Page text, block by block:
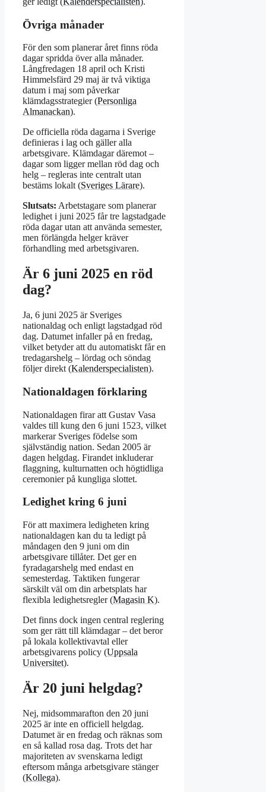
Övriga månader
För den som planerar året finns röda
dagar spridda över alla månader.
Långfredagen 18 april och Kristi
Himmelsfärd 29 maj är två viktiga
datum i maj som påverkar
klämdagsstrategier (Personliga
Almanackan).
De officiella röda dagarna i Sverige
definieras i lag och gäller alla
arbetsgivare. Klämdagar däremot –
dagar som ligger mellan röd dag och
helg – regleras inte centralt utan
bestäms lokalt (Sveriges Lärare).
Slutsats: Arbetstagare som planerar
ledighet i juni 2025 får tre lagstadgade
röda dagar utan att använda semester,
men förlängda helger kräver
förhandling med arbetsgivaren.
Är 6 juni 2025 en röd
dag?
Ja, 6 juni 2025 är Sveriges
nationaldag och enligt lagstadgad röd
dag. Datumet infaller på en fredag,
vilket betyder att du automatiskt får en
tredagarshelg – lördag och söndag
följer direkt (Kalenderspecialisten).
Nationaldagen förklaring
Nationaldagen firar att Gustav Vasa
valdes till kung den 6 juni 1523, vilket
markerar Sveriges födelse som
självständig nation. Sedan 2005 är
dagen helgdag. Firandet inkluderar
flaggning, kulturnatten och högtidliga
ceremonier på kungliga slottet.
Ledighet kring 6 juni
För att maximera ledigheten kring
nationaldagen kan du ta ledigt på
måndagen den 9 juni om din
arbetsgivare tillåter. Det ger en
fyradagarshelg med endast en
semesterdag. Taktiken fungerar
särskilt väl om din arbetsplats har
flexibla ledighetsregler (Magasin K).
Det finns dock ingen central reglering
som ger rätt till klämdagar – det beror
på lokala kollektivavtal eller
arbetsgivarens policy (Uppsala
Universitet).
Är 20 juni helgdag?
Nej, midsommarafton den 20 juni
2025 är inte en officiell helgdag.
Datumet är en fredag och räknas som
en så kallad rosa dag. Trots det har
majoriteten av svenskarna ledigt
eftersom många arbetsgivare stänger
(Kollega).